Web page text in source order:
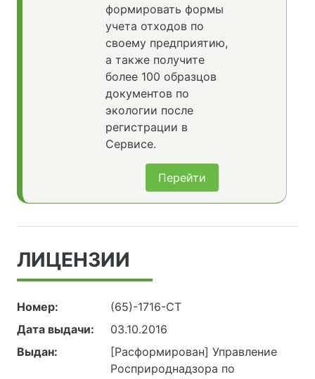
формировать формы
учета отходов по
своему предприятию,
а также получите
более 100 образцов
документов по
экологии после
регистрации в
Сервисе.
Перейти
ЛИЦЕНЗИИ
Номер:
(65)-1716-СТ
Дата выдачи:
03.10.2016
Выдан:
[Расформирован] Управление
Росприроднадзора по